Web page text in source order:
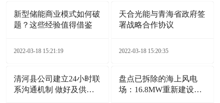
新型储能商业模式如何破
题？这些经验值得借鉴
2022-03-18 15:21:19
天合光能与青海省政府签
署战略合作协议
2022-03-18 15:20:35
清河县公司建立24小时联
系沟通机制 做好及供电
盘点已拆除的海上风电
场：16.8MW重新建设